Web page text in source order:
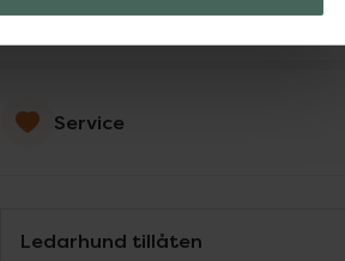
Svenska
Service
Ledarhund tillåten